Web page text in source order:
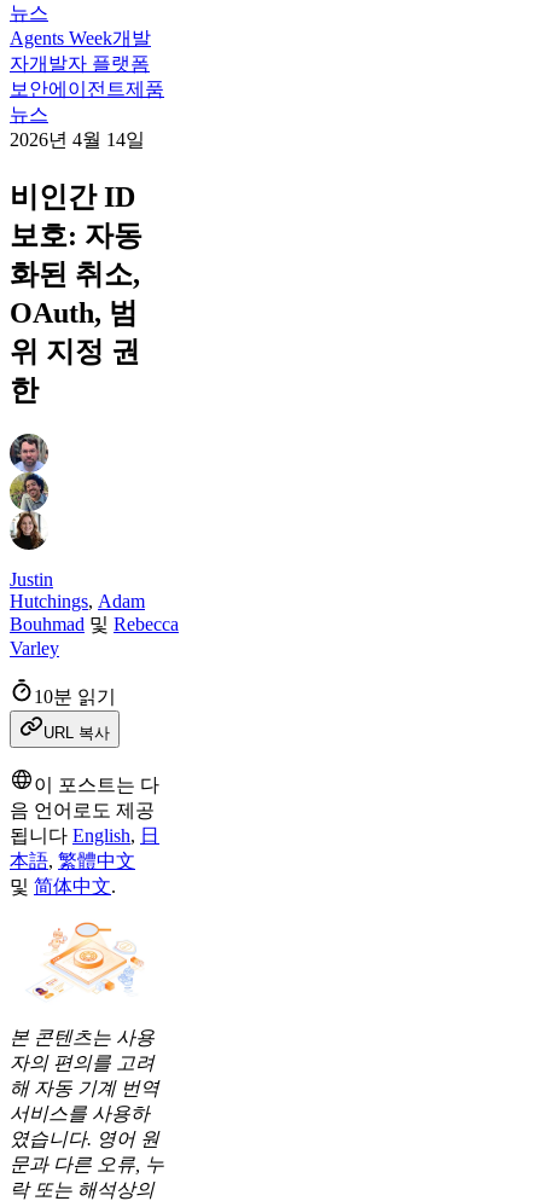
뉴스
Agents Week개발
자개발자 플랫폼
보안에이전트제품
뉴스
2026년 4월 14일
비인간 ID
보호: 자동
화된 취소,
OAuth, 범
위 지정 권
한
Justin
Hutchings, Adam
Bouhmad 및 Rebecca
Varley
10분 읽기
URL 복사
이 포스트는 다
음 언어로도 제공
됩니다 English, 日
本語, 繁體中文
및 简体中文.
본 콘텐츠는 사용
자의 편의를 고려
해 자동 기계 번역
서비스를 사용하
였습니다. 영어 원
문과 다른 오류, 누
락 또는 해석상의